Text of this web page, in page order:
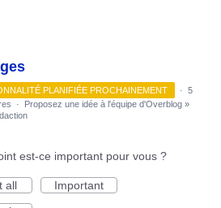
PLANIFIÉE PROCHAINEMENT · 5
· Proposez une idée à l'équipe d'Overblog »
est-ce important pour vous ?
all
Important